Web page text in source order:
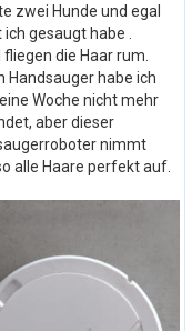
zwei Hunde und egal
gesaugt habe .
die Haar rum.
Handsauger habe ich
Woche nicht mehr
aber dieser
nimmt
alle Haare perfekt auf.